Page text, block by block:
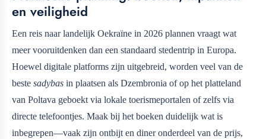
en veiligheid
Een reis naar landelijk Oekraïne in 2026 plannen vraagt wat
meer vooruitdenken dan een standaard stedentrip in Europa.
Hoewel digitale platforms zijn uitgebreid, worden veel van de
beste sadybas in plaatsen als Dzembronia of op het platteland
van Poltava geboekt via lokale toerismeportalen of zelfs via
directe telefoontjes. Maak bij het boeken duidelijk wat is
inbegrepen—vaak zijn ontbijt en diner onderdeel van de prijs,